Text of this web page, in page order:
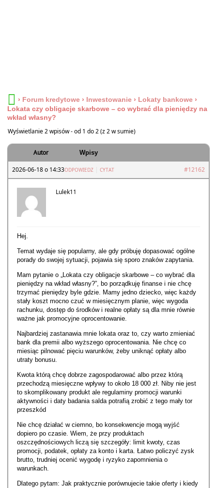
› Forum kredytowe › Inwestowanie › Lokaty bankowe ›
Lokata czy obligacje skarbowe – co wybrać dla pieniędzy na
wkład własny?
Wyświetlanie 2 wpisów - od 1 do 2 (z 2 w sumie)
Autor Wpisy
2026-06-18 o 14:33 #12162
ODPOWIEDZ CYTAT
Lulek11
Hej.
Temat wydaje się popularny, ale gdy próbuję dopasować ogólne
porady do swojej sytuacji, pojawia się sporo znaków zapytania.
Mam pytanie o „Lokata czy obligacje skarbowe – co wybrać dla
pieniędzy na wkład własny?”, bo porządkuję finanse i nie chcę
trzymać pieniędzy byle gdzie. Mamy jedno dziecko, więc każdy
stały koszt mocno czuć w miesięcznym planie, więc wygoda
rachunku, dostęp do środków i realne opłaty są dla mnie równie
ważne jak promocyjne oprocentowanie.
Najbardziej zastanawia mnie lokata oraz to, czy warto zmieniać
bank dla premii albo wyższego oprocentowania. Nie chcę co
miesiąc pilnować pięciu warunków, żeby uniknąć opłaty albo
utraty bonusu.
Kwota którą chcę dobrze zagospodarować albo przez którą
przechodzą miesięczne wpływy to około 18 000 zł. Niby nie jest
to skomplikowany produkt ale regulaminy promocji warunki
aktywności i daty badania salda potrafią zrobić z tego mały tor
przeszkód
Nie chcę działać w ciemno, bo konsekwencje mogą wyjść
dopiero po czasie. Wiem, że przy produktach
oszczędnościowych liczą się szczegóły: limit kwoty, czas
promocji, podatek, opłaty za konto i karta. Łatwo policzyć zysk
brutto, trudniej ocenić wygodę i ryzyko zapomnienia o
warunkach.
Dlatego pytam: Jak praktycznie porównujecie takie oferty i kiedy